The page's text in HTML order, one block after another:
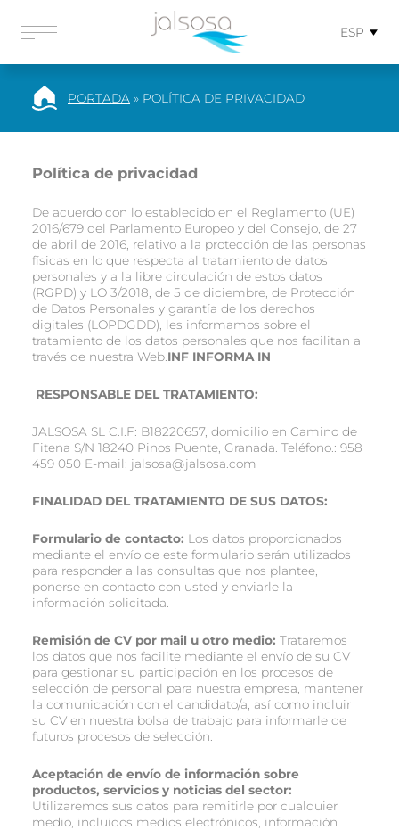
ESP
PORTADA » POLÍTICA DE PRIVACIDAD
Política de privacidad
De acuerdo con lo establecido en el Reglamento (UE)
2016/679 del Parlamento Europeo y del Consejo, de 27
de abril de 2016, relativo a la protección de las personas
físicas en lo que respecta al tratamiento de datos
personales y a la libre circulación de estos datos
(RGPD) y LO 3/2018, de 5 de diciembre, de Protección
de Datos Personales y garantía de los derechos
digitales (LOPDGDD), les informamos sobre el
tratamiento de los datos personales que nos facilitan a
través de nuestra Web. INF INFORMA IN
RESPONSABLE DEL TRATAMIENTO:
JALSOSA SL C.I.F: B18220657, domicilio en Camino de
Fitena S/N 18240 Pinos Puente, Granada. Teléfono.: 958
459 050 E-mail: jalsosa@jalsosa.com
FINALIDAD DEL TRATAMIENTO DE SUS DATOS:
Formulario de contacto: Los datos proporcionados
mediante el envío de este formulario serán utilizados
para responder a las consultas que nos plantee,
ponerse en contacto con usted y enviarle la
información solicitada.
Remisión de CV por mail u otro medio: Trataremos
los datos que nos facilite mediante el envío de su CV
para gestionar su participación en los procesos de
selección de personal para nuestra empresa, mantener
la comunicación con el candidato/a, así como incluir
su CV en nuestra bolsa de trabajo para informarle de
futuros procesos de selección.
Aceptación de envío de información sobre
productos, servicios y noticias del sector:
Utilizaremos sus datos para remitirle por cualquier
medio, incluidos medios electrónicos, información